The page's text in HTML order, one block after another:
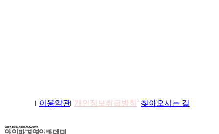
이용약관 개인정보취급방침 찾아오시는 길